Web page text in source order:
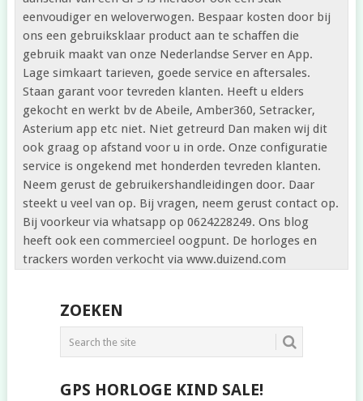
eenvoudiger en weloverwogen. Bespaar kosten door bij
ons een gebruiksklaar product aan te schaffen die
gebruik maakt van onze Nederlandse Server en App.
Lage simkaart tarieven, goede service en aftersales.
Staan garant voor tevreden klanten. Heeft u elders
gekocht en werkt bv de Abeile, Amber360, Setracker,
Asterium app etc niet. Niet getreurd Dan maken wij dit
ook graag op afstand voor u in orde. Onze configuratie
service is ongekend met honderden tevreden klanten.
Neem gerust de gebruikershandleidingen door. Daar
steekt u veel van op. Bij vragen, neem gerust contact op.
Bij voorkeur via whatsapp op 0624228249. Ons blog
heeft ook een commercieel oogpunt. De horloges en
trackers worden verkocht via www.duizend.com
ZOEKEN
GPS HORLOGE KIND SALE!